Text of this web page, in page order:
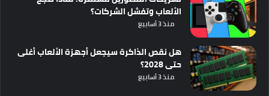
الألعاب وتفشل الشركات؟
منذ 3 أسابيع
هل نقص الذاكرة سيجعل أجهزة الألعاب أغلى
حتى 2028؟
منذ 3 أسابيع